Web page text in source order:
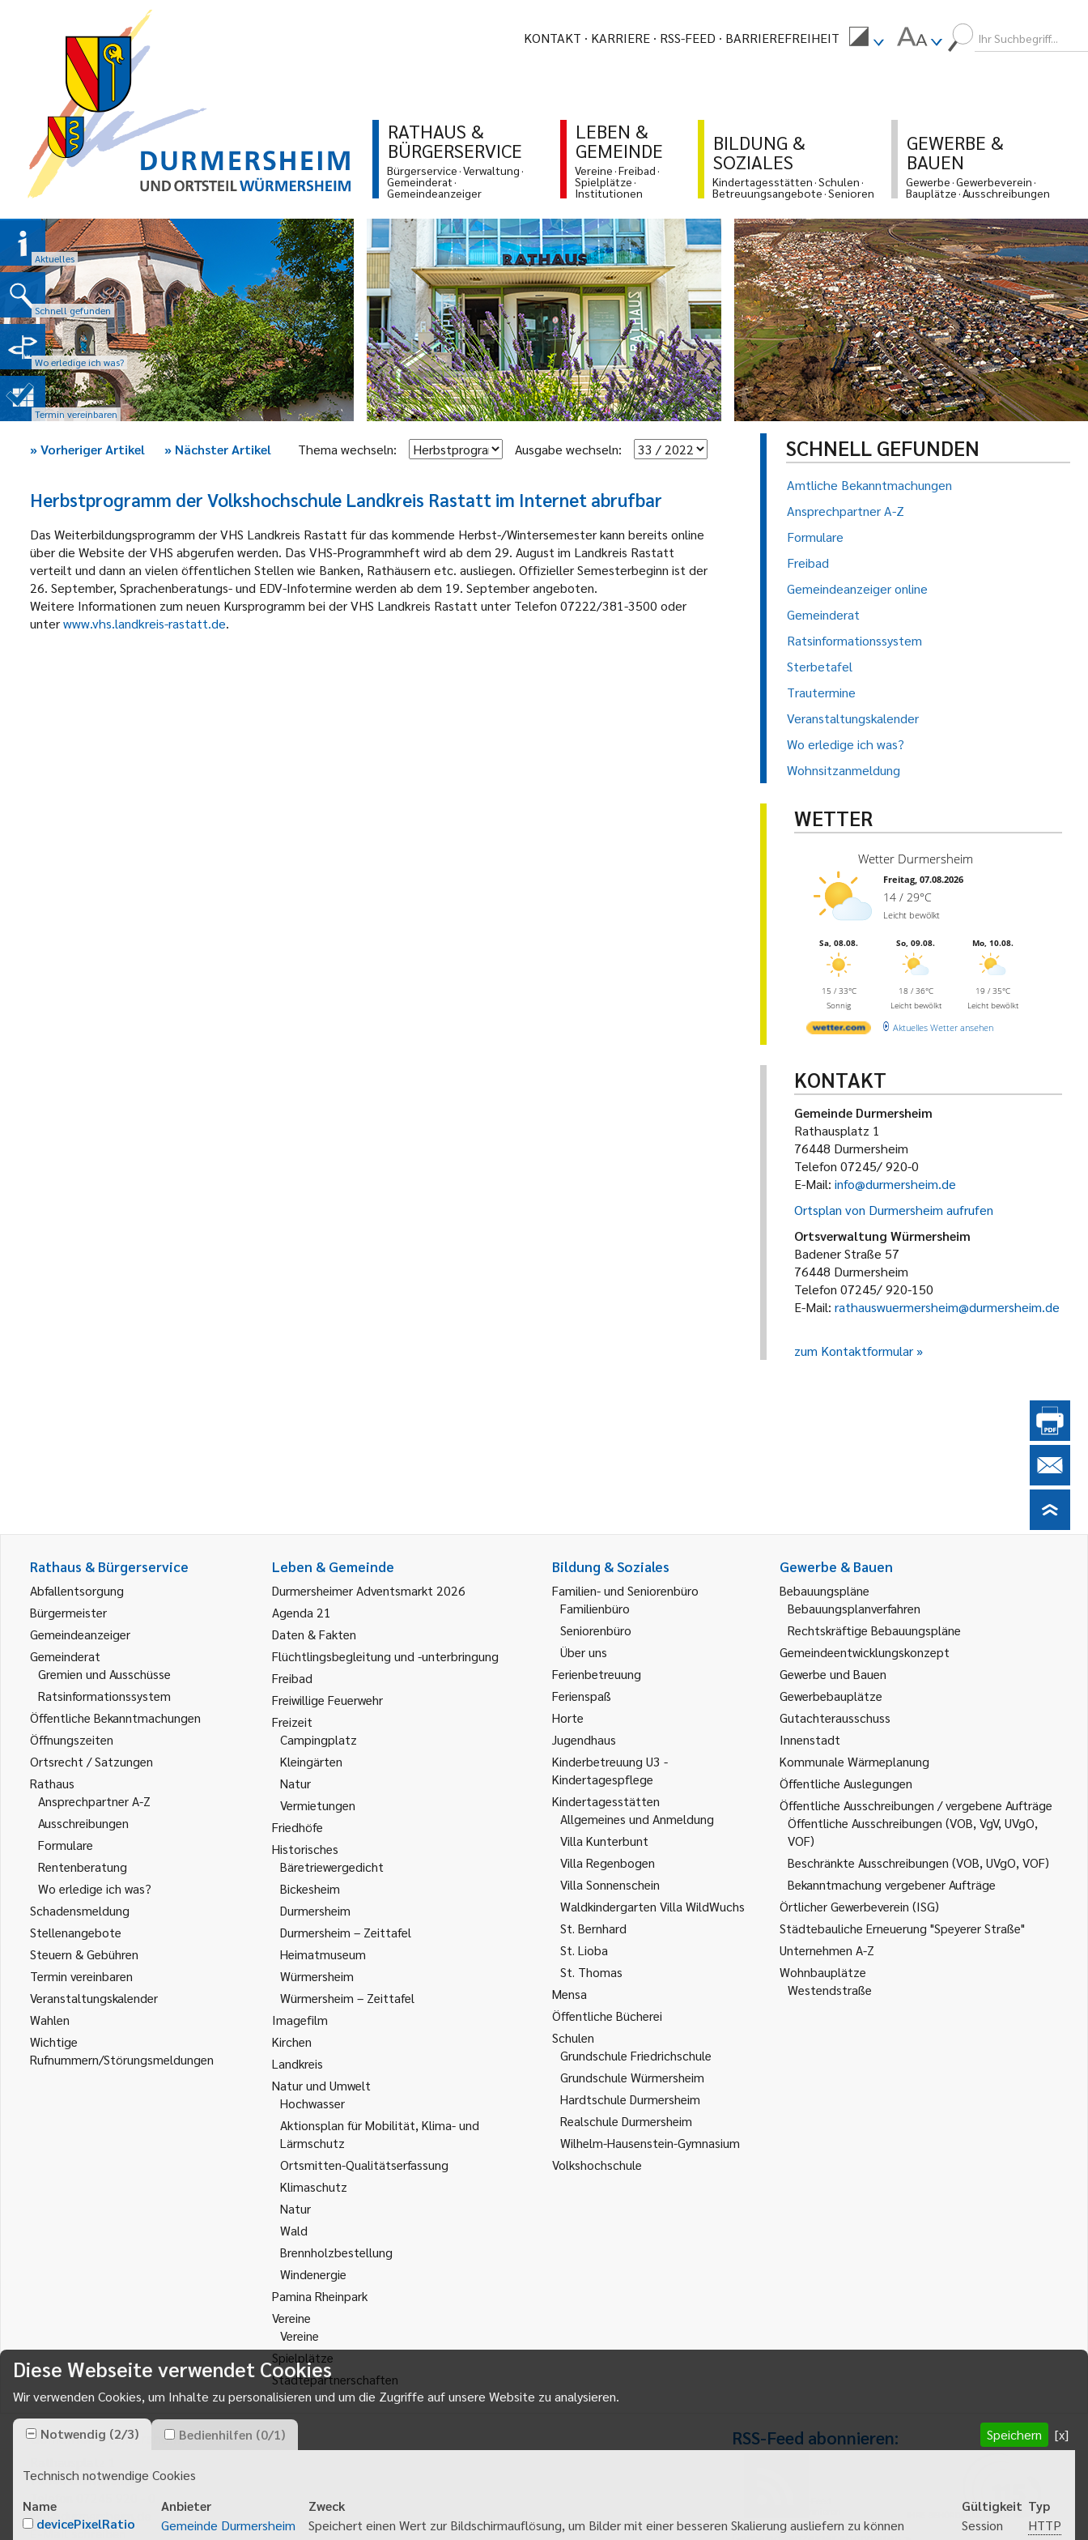
KONTAKT KARRIERE RSS-FEED BARRIEREFREIHEIT
RATHAUS &
BÜRGERSERVICE
Bürgerservice Verwaltung
Gemeinderat
Gemeindeanzeiger
LEBEN &
GEMEINDE
Vereine Freibad
Spielplätze
Institutionen
BILDUNG &
SOZIALES
Kindertagesstätten Schulen
Betreuungsangebote Senioren
GEWERBE &
BAUEN
Gewerbe Gewerbeverein
Bauplätze Ausschreibungen
Aktuelles
Schnell gefunden
Wo erledige ich was?
Termin vereinbaren
»Vorheriger Artikel » Nächster Artikel Thema wechseln: Ausgabe wechseln:
Herbstprogramm der Volkshochschule Landkreis Rastatt im Internet abrufbar
Das Weiterbildungsprogramm der VHS Landkreis Rastatt für das kommende Herbst-/Wintersemester kann bereits online
über die Website der VHS abgerufen werden. Das VHS-Programmheft wird ab dem 29. August im Landkreis Rastatt
verteilt und dann an vielen öffentlichen Stellen wie Banken, Rathäusern etc. ausliegen. Offizieller Semesterbeginn ist der
26. September, Sprachenberatungs- und EDV-Infotermine werden ab dem 19. September angeboten.
Weitere Informationen zum neuen Kursprogramm bei der VHS Landkreis Rastatt unter Telefon 07222/381-3500 oder
unterwww.vhs.landkreis-rastatt.de.
SCHNELL GEFUNDEN
Amtliche Bekanntmachungen
Ansprechpartner A-Z
Formulare
Freibad
Gemeindeanzeiger online
Gemeinderat
Ratsinformationssystem
Sterbetafel
Trautermine
Veranstaltungskalender
Wo erledige ich was?
Wohnsitzanmeldung
WETTER
Wetter Durmersheim
Freitag, 07.08.2026
14 / 29°C
Leicht bewölkt
Sa, 08.08.
15 / 33°C
Sonnig
So, 09.08.
18 / 36°C
Leicht bewölkt
Mo, 10.08.
19 / 35°C
Leicht bewölkt
Aktuelles Wetter ansehen
KONTAKT
Gemeinde Durmersheim
Rathausplatz 1
76448 Durmersheim
Telefon 07245/ 920-0
E-Mail: info@durmersheim.de
Ortsplan von Durmersheim aufrufen
Ortsverwaltung Würmersheim
Badener Straße 57
76448 Durmersheim
Telefon 07245/ 920-150
E-Mail: rathauswuermersheim@durmersheim.de
zum Kontaktformular
Rathaus & Bürgerservice
Abfallentsorgung
Bürgermeister
Gemeindeanzeiger
Gemeinderat
Gremien und Ausschüsse
Ratsinformationssystem
Öffentliche Bekanntmachungen
Öffnungszeiten
Ortsrecht / Satzungen
Rathaus
Ansprechpartner A-Z
Ausschreibungen
Formulare
Rentenberatung
Wo erledige ich was?
Schadensmeldung
Stellenangebote
Steuern & Gebühren
Termin vereinbaren
Veranstaltungskalender
Wahlen
Wichtige
Rufnummern/Störungsmeldungen
Leben & Gemeinde
Durmersheimer Adventsmarkt 2026
Agenda 21
Daten & Fakten
Flüchtlingsbegleitung und -unterbringung
Freibad
Freiwillige Feuerwehr
Freizeit
Campingplatz
Kleingärten
Natur
Vermietungen
Friedhöfe
Historisches
Bäretriewergedicht
Bickesheim
Durmersheim
Durmersheim – Zeittafel
Heimatmuseum
Würmersheim
Würmersheim – Zeittafel
Imagefilm
Kirchen
Landkreis
Natur und Umwelt
Hochwasser
Aktionsplan für Mobilität, Klima- und
Lärmschutz
Ortsmitten-Qualitätserfassung
Klimaschutz
Natur
Wald
Brennholzbestellung
Windenergie
Pamina Rheinpark
Vereine
Vereine
Spielplätze
Städtepartnerschaften
Bildung & Soziales
Familien- und Seniorenbüro
Familienbüro
Seniorenbüro
Über uns
Ferienbetreuung
Ferienspaß
Horte
Jugendhaus
Kinderbetreuung U3 -
Kindertagespflege
Kindertagesstätten
Allgemeines und Anmeldung
Villa Kunterbunt
Villa Regenbogen
Villa Sonnenschein
Waldkindergarten Villa WildWuchs
St. Bernhard
St. Lioba
St. Thomas
Mensa
Öffentliche Bücherei
Schulen
Grundschule Friedrichschule
Grundschule Würmersheim
Hardtschule Durmersheim
Realschule Durmersheim
Wilhelm-Hausenstein-Gymnasium
Volkshochschule
Gewerbe & Bauen
Bebauungspläne
Bebauungsplanverfahren
Rechtskräftige Bebauungspläne
Gemeindeentwicklungskonzept
Gewerbe und Bauen
Gewerbebauplätze
Gutachterausschuss
Innenstadt
Kommunale Wärmeplanung
Öffentliche Auslegungen
Öffentliche Ausschreibungen / vergebene Aufträge
Öffentliche Ausschreibungen (VOB, VgV, UVgO,
VOF)
Beschränkte Ausschreibungen (VOB, UVgO, VOF)
Bekanntmachung vergebener Aufträge
Örtlicher Gewerbeverein (ISG)
Städtebauliche Erneuerung "Speyerer Straße"
Unternehmen A-Z
Wohnbauplätze
Westendstraße
Gemeinde Durmersheim
76448Durmersheim
info@durmersheim.de
E-Mail schreiben
RSS-Feed abonnieren:
Diese Webseite verwendet Cookies
Wir verwenden Cookies, um Inhalte zu personalisieren und um die Zugriffe auf unsere Website zu analysieren.
Notwendig (2/3) Bedienhilfen (0/1) Speichern [x]
Technisch notwendige Cookies
Name
Anbieter Zweck Gültigkeit Typ
devicePixelRatio
Gemeinde Durmersheim Speichert einen Wert zur Bildschirmauflösung, um Bilder mit einer besseren Skalierung ausliefern zu können Session
HTTP